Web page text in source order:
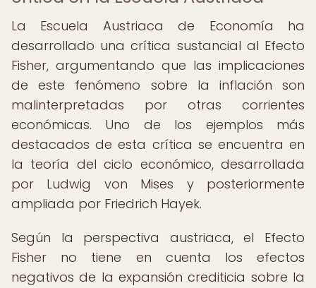
La Escuela Austriaca de Economía ha
desarrollado una crítica sustancial al Efecto
Fisher, argumentando que las implicaciones
de este fenómeno sobre la inflación son
malinterpretadas por otras corrientes
económicas. Uno de los ejemplos más
destacados de esta crítica se encuentra en
la teoría del ciclo económico, desarrollada
por Ludwig von Mises y posteriormente
ampliada por Friedrich Hayek.
Según la perspectiva austriaca, el Efecto
Fisher no tiene en cuenta los efectos
negativos de la expansión crediticia sobre la